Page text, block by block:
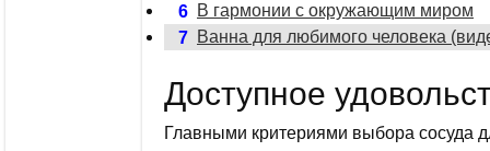
6
В гармонии с окружающим миром
7
Ванна для любимого человека
Доступное
Главными критериями выбора сосуда